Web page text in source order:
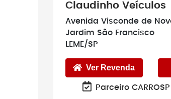
Claudinho Veículos
Avenida Visconde de
Jardim São Francisco
LEME/SP
Ver Revenda
Parceiro